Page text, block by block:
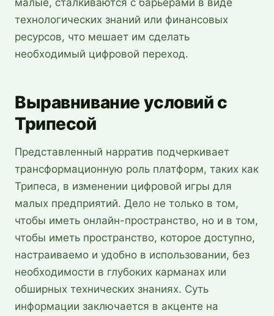
технологических знаний или финансовых
ресурсов, что мешает им сделать
необходимый цифровой переход.
Выравнивание условий с
Трипесой
Представленный нарратив подчеркивает
трансформационную роль платформ, таких как
Трипеса, в изменении цифровой игры для
малых предприятий. Дело не только в том,
чтобы иметь онлайн-пространство, но и в том,
чтобы иметь пространство, которое доступно,
настраиваемо и удобно в использовании, без
необходимости в глубоких карманах или
обширных технических знаниях. Суть
информации заключается в акценте на